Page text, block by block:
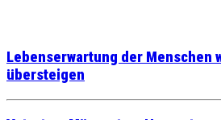
Lebenserwartung der Menschen
übersteigen